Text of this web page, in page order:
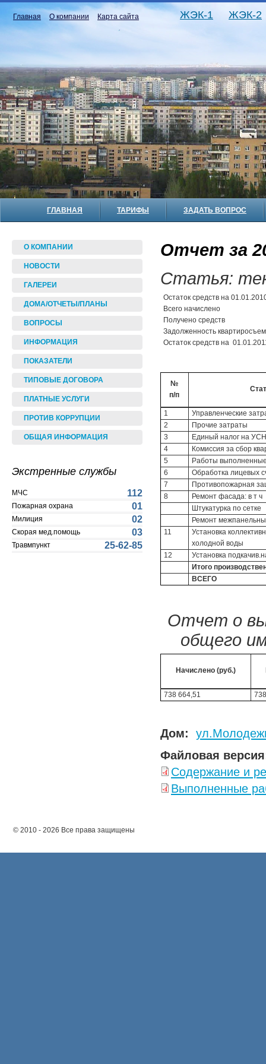
Главная О компании Карта сайта ЖЭК-1 ЖЭК-2
ГЛАВНАЯ ТАРИФЫ ЗАДАТЬ ВОПРОС
О КОМПАНИИ
НОВОСТИ
ГАЛЕРЕИ
ДОМА/ОТЧЕТЫ/ПЛАНЫ
ВОПРОСЫ
ИНФОРМАЦИЯ
ПОКАЗАТЕЛИ
ТИПОВЫЕ ДОГОВОРА
ПЛАТНЫЕ УСЛУГИ
ПРОТИВ КОРРУПЦИИ
ОБЩАЯ ИНФОРМАЦИЯ
Экстренные службы
МЧС 112
Пожарная охрана 01
Милиция 02
Скорая мед.помощь 03
Травмпункт 25-62-85
Отчет за
Статья:
Остаток средств на
Всего начислено
Получено средств
Задолженность
Остаток средств на
№
п/п
1
Управленческие
2
Прочие затраты
3
Единый налог на УСН
4
Комиссия за сбор
5
Работы
6
Обработка лицевых
7
Противопожарная
8
Ремонт фасада: в т ч
Штукатурка по сетке
Ремонт
11
Установка
холодной воды
12
Установка
Итого
ВСЕГО
Отчет о
общего
Начислено (руб.)
738 664,51
Дом:
Файловая
Содержание и
Выполненные
© 2010 - 2026 Все права защищены